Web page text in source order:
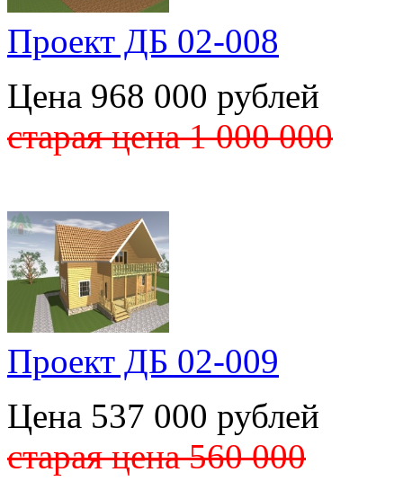
Проект ДБ 02-008
Цена 968 000 рублей
старая цена 1 000 000
Проект ДБ 02-009
Цена 537 000 рублей
старая цена 560 000